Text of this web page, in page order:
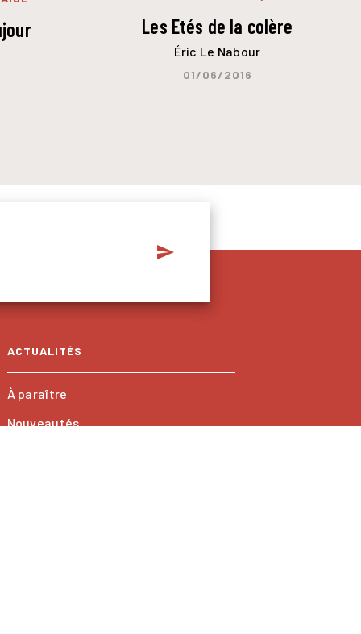
Les Etés de la colère
Éric Le Nabour
01/06/2016
send
ACTUALITÉS
À paraître
Nouveautés